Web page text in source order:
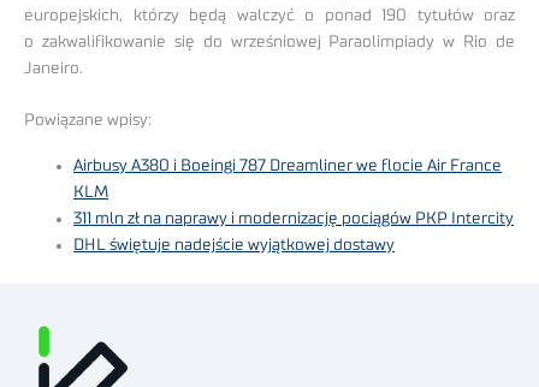
europejskich, którzy będą walczyć o ponad 190 tytułów oraz
o zakwalifikowanie się do wrześniowej Paraolimpiady w Rio de
Janeiro.
Powiązane wpisy:
Airbusy A380 i Boeingi 787 Dreamliner we flocie Air France
KLM
311 mln zł na naprawy i modernizację pociągów PKP Intercity
DHL świętuje nadejście wyjątkowej dostawy